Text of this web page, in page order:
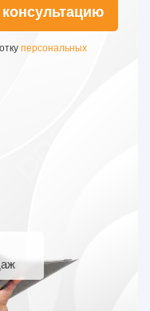
персональных